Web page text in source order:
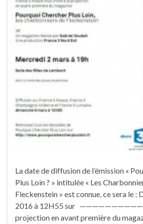
La date de diffusion de l’émission «
Plus Loin ? » intitulée « Les
Fleckenstein » est connue, ce sera le :
2016 à 12H55 sur
projection en avant première du